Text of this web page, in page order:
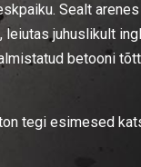
Sealt
juhuslikult
betooni
tegi esimesed